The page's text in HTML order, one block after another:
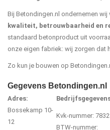
Bij Betondingen.nl ondernemen
kwaliteit, betrouwbaarheid en
standaard betonproduct uit
onze eigen fabriek: wij zorgen dat
Zo kun je bouwen op
Gegevens Betondingen.nl
Adres:
Bossekamp 10-
12
Kvk-nummer:
BTW-nummer: